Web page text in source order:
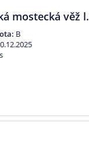
mostecká věž l.
B